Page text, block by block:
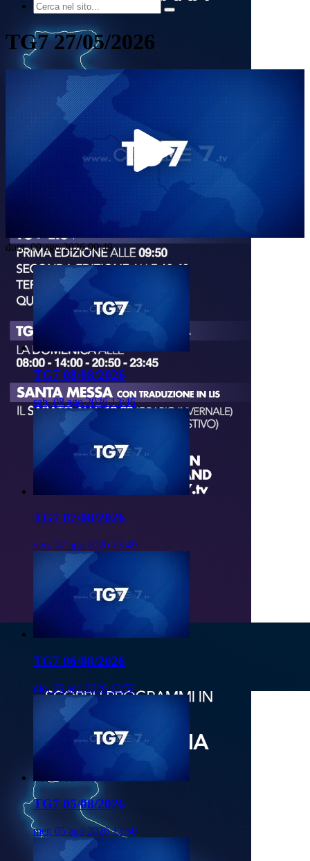
TG7 27/05/2026
Play
Video
dom, 09 ago 2026 00:49
TG7 08/08/2026
sab, 08 ago 2026 13:46
TG7 07/08/2026
ven, 07 ago 2026 13:49
TG7 06/08/2026
gio, 06 ago 2026 13:52
TG7 05/08/2026
mer, 05 ago 2026 13:50